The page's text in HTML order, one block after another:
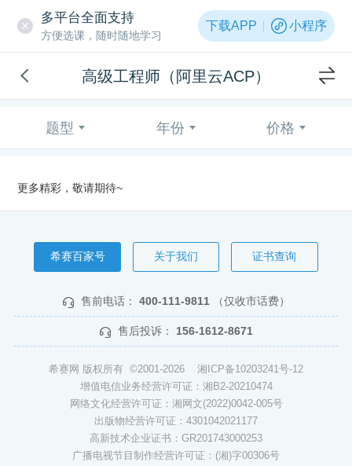
多平台全面支持
方便选课，随时随地学习
下载APP 小程序
高级工程师（阿里云ACP）
题型 年份 价格
更多精彩，敬请期待~
希赛百家号 关于我们 证书查询
售前电话： 400-111-9811 （仅收市话费）
售后投诉： 156-1612-8671
希赛网 版权所有 ©2001-2026 湘ICP备10203241号-12
增值电信业务经营许可证：湘B2-20210474
网络文化经营许可证：湘网文(2022)0042-005号
出版物经营许可证：4301042021177
高新技术企业证书：GR201743000253
广播电视节目制作经营许可证：(湘)字00306号